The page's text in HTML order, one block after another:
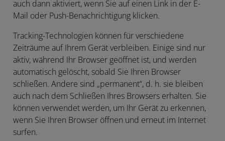
auch dann aktiviert, wenn Sie auf einen Link in der E-
Mail oder Push-Benachrichtigung klicken.
Tracking-Technologien können für verschiedene
Zeiträume auf Ihrem Gerät verbleiben. Einige sind nur
aktiv, während Ihr Browser geöffnet ist, und werden
automatisch gelöscht, sobald Sie Ihren Browser
schließen. Andere sind „permanent“, d. h. sie bleiben
auch nach dem Schließen Ihres Browsers erhalten. Sie
können verwendet werden, um Ihr Gerät zu erkennen,
wenn Sie Ihren Browser öffnen und erneut im Internet
surfen.